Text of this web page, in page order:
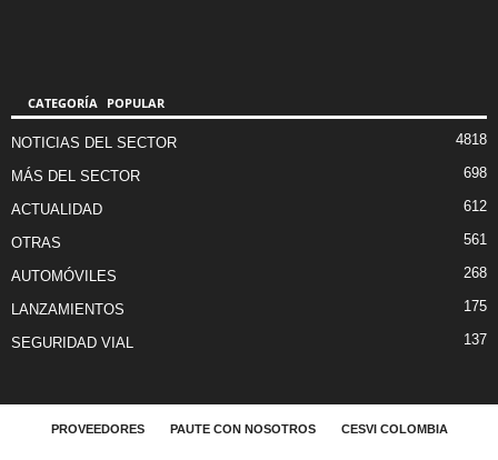
CATEGORÍA POPULAR
NOTICIAS DEL SECTOR 4818
MÁS DEL SECTOR 698
ACTUALIDAD 612
OTRAS 561
AUTOMÓVILES 268
LANZAMIENTOS 175
SEGURIDAD VIAL 137
PROVEEDORES PAUTE CON NOSOTROS CESVI COLOMBIA